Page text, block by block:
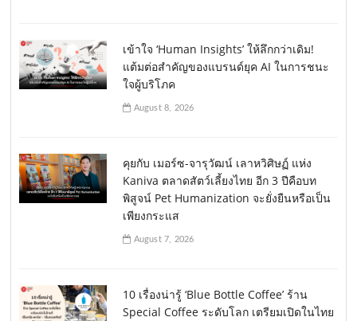
เข้าใจ ‘Human Insights’ ให้ลึกกว่าเดิม!
แต้มต่อสำคัญของแบรนด์ยุค AI ในการชนะ
ใจผู้บริโภค
August 8, 2026
คุยกับ เมอร์ซ-จารุวัฒน์ เลาหวิศิษฏ์ แห่ง
Kaniva ตลาดสัตว์เลี้ยงไทย อีก 3 ปีคือบท
พิสูจน์ Pet Humanization จะยั่งยืนหรือเป็น
เพียงกระแส
August 7, 2026
10 เรื่องน่ารู้ ‘Blue Bottle Coffee’ ร้าน
Special Coffee ระดับโลก เตรียมเปิดในไทย